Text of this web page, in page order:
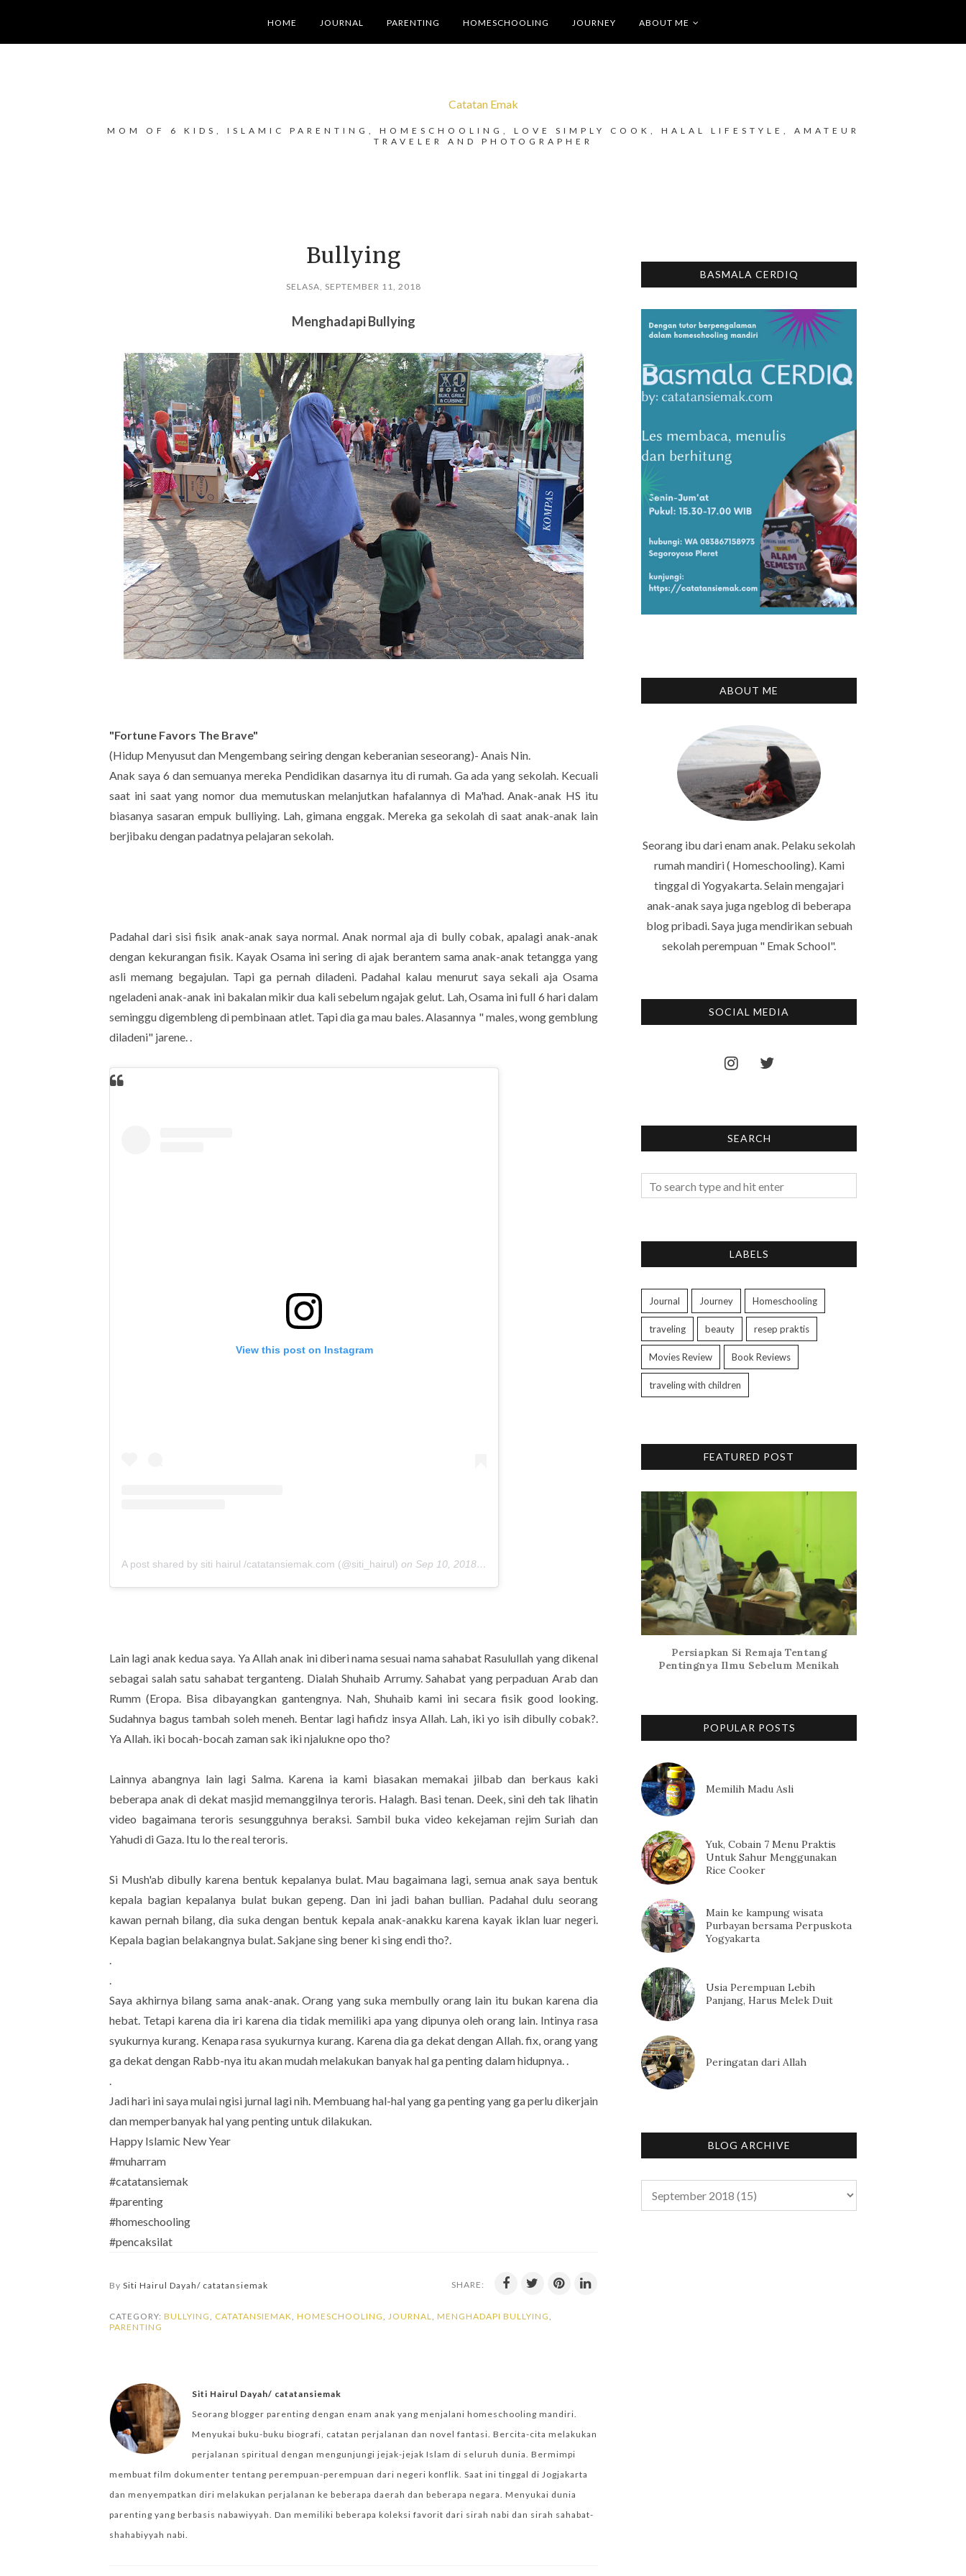
HOME JOURNAL PARENTING HOMESCHOOLING JOURNEY ABOUT ME
Catatan Emak
MOM OF 6 KIDS, ISLAMIC PARENTING, HOMESCHOOLING, LOVE SIMPLY COOK, HALAL LIFESTYLE, AMATEUR
TRAVELER AND PHOTOGRAPHER
Bullying
SELASA, SEPTEMBER 11, 2018
Menghadapi Bullying
"Fortune Favors The Brave"
(Hidup Menyusut dan Mengembang seiring dengan keberanian seseorang)- Anais Nin.
Anak saya 6 dan semuanya mereka Pendidikan dasarnya itu di rumah. Ga ada yang sekolah. Kecuali
saat ini saat yang nomor dua memutuskan melanjutkan hafalannya di Ma'had. Anak-anak HS itu
biasanya sasaran empuk bulliying. Lah, gimana enggak. Mereka ga sekolah di saat anak-anak lain
berjibaku dengan padatnya pelajaran sekolah.
Padahal dari sisi fisik anak-anak saya normal. Anak normal aja di bully cobak, apalagi anak-anak
dengan kekurangan fisik. Kayak Osama ini sering di ajak berantem sama anak-anak tetangga yang
asli memang begajulan. Tapi ga pernah diladeni. Padahal kalau menurut saya sekali aja Osama
ngeladeni anak-anak ini bakalan mikir dua kali sebelum ngajak gelut. Lah, Osama ini full 6 hari dalam
seminggu digembleng di pembinaan atlet. Tapi dia ga mau bales. Alasannya " males, wong gemblung
diladeni" jarene. .
View this post on Instagram
A post shared by siti hairul /catatansiemak.com (@siti_hairul) on Sep 10, 2018 at 6:23pm PDT
Lain lagi anak kedua saya. Ya Allah anak ini diberi nama sesuai nama sahabat Rasulullah yang dikenal
sebagai salah satu sahabat terganteng. Dialah Shuhaib Arrumy. Sahabat yang perpaduan Arab dan
Rumm (Eropa. Bisa dibayangkan gantengnya. Nah, Shuhaib kami ini secara fisik good looking.
Sudahnya bagus tambah soleh meneh. Bentar lagi hafidz insya Allah. Lah, iki yo isih dibully cobak?.
Ya Allah. iki bocah-bocah zaman sak iki njalukne opo tho?
Lainnya abangnya lain lagi Salma. Karena ia kami biasakan memakai jilbab dan berkaus kaki
beberapa anak di dekat masjid memanggilnya teroris. Halagh. Basi tenan. Deek, sini deh tak lihatin
video bagaimana teroris sesungguhnya beraksi. Sambil buka video kekejaman rejim Suriah dan
Yahudi di Gaza. Itu lo the real teroris.
Si Mush'ab dibully karena bentuk kepalanya bulat. Mau bagaimana lagi, semua anak saya bentuk
kepala bagian kepalanya bulat bukan gepeng. Dan ini jadi bahan bullian. Padahal dulu seorang
kawan pernah bilang, dia suka dengan bentuk kepala anak-anakku karena kayak iklan luar negeri.
Kepala bagian belakangnya bulat. Sakjane sing bener ki sing endi tho?.
Saya akhirnya bilang sama anak-anak. Orang yang suka membully orang lain itu bukan karena dia
hebat. Tetapi karena dia iri karena dia tidak memiliki apa yang dipunya oleh orang lain. Intinya rasa
syukurnya kurang. Kenapa rasa syukurnya kurang. Karena dia ga dekat dengan Allah. fix, orang yang
ga dekat dengan Rabb-nya itu akan mudah melakukan banyak hal ga penting dalam hidupnya. .
Jadi hari ini saya mulai ngisi jurnal lagi nih. Membuang hal-hal yang ga penting yang ga perlu dikerjain
dan memperbanyak hal yang penting untuk dilakukan.
Happy Islamic New Year
#muharram
#catatansiemak
#parenting
#homeschooling
#pencaksilat
By Siti Hairul Dayah/ catatansiemak SHARE:
CATEGORY: BULLYING CATATANSIEMAK HOMESCHOOLING JOURNAL MENGHADAPI BULLYING
PARENTING
Siti Hairul Dayah/ catatansiemak
Seorang blogger parenting dengan enam anak yang menjalani homeschooling mandiri.
Menyukai buku-buku biografi, catatan perjalanan dan novel fantasi. Bercita-cita melakukan
perjalanan spiritual dengan mengunjungi jejak-jejak Islam di seluruh dunia. Bermimpi
membuat film dokumenter tentang perempuan-perempuan dari negeri konflik. Saat ini tinggal di Jogjakarta
dan menyempatkan diri melakukan perjalanan ke beberapa daerah dan beberapa negara. Menyukai dunia
parenting yang berbasis nabawiyyah. Dan memiliki beberapa koleksi favorit dari sirah nabi dan sirah sahabat-
shahabiyyah nabi.
BASMALA CERDIQ
ABOUT ME
Seorang ibu dari enam anak. Pelaku sekolah
rumah mandiri ( Homeschooling). Kami
tinggal di Yogyakarta. Selain mengajari
anak-anak saya juga ngeblog di beberapa
blog pribadi. Saya juga mendirikan sebuah
sekolah perempuan " Emak School".
SOCIAL MEDIA
SEARCH
LABELS
Journal Journey Homeschooling
traveling beauty resep praktis
Movies Review Book Reviews
traveling with children
FEATURED POST
Persiapkan Si Remaja Tentang
Pentingnya Ilmu Sebelum Menikah
POPULAR POSTS
Memilih Madu Asli
Yuk, Cobain 7 Menu Praktis
Untuk Sahur Menggunakan
Rice Cooker
Main ke kampung wisata
Purbayan bersama Perpuskota
Yogyakarta
Usia Perempuan Lebih
Panjang, Harus Melek Duit
Peringatan dari Allah
BLOG ARCHIVE